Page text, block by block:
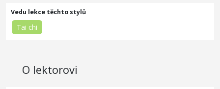
Tai chi
O lektorovi